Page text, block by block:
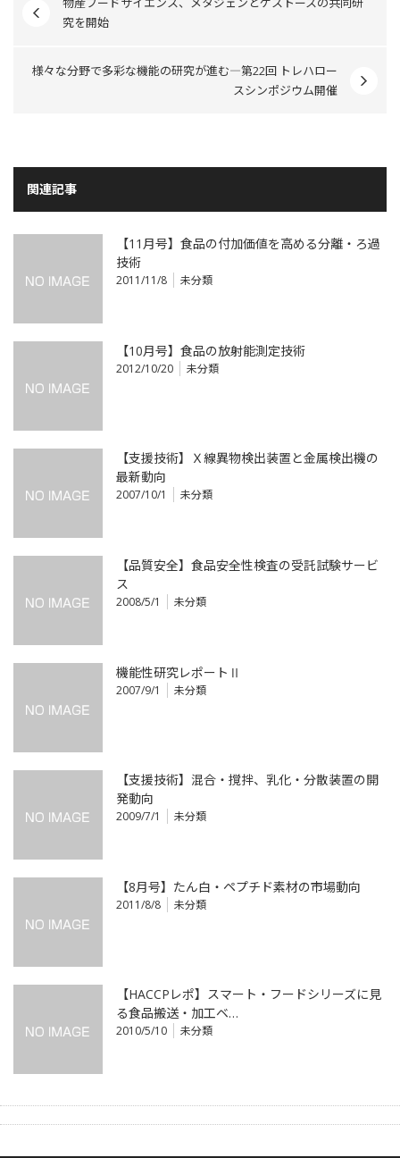
究を開始
様々な分野で多彩な機能の研究が進む―第22回 トレハロー
スシンポジウム開催
関連記事
【11月号】食品の付加価値を高める分離・ろ過
技術
2011/11/8 未分類
【10月号】食品の放射能測定技術
2012/10/20 未分類
【支援技術】Ｘ線異物検出装置と金属検出機の
最新動向
2007/10/1 未分類
【品質安全】食品安全性検査の受託試験サービ
ス
2008/5/1 未分類
機能性研究レポートⅡ
2007/9/1 未分類
【支援技術】混合・撹拌、乳化・分散装置の開
発動向
2009/7/1 未分類
【8月号】たん白・ペプチド素材の市場動向
2011/8/8 未分類
【HACCPレポ】スマート・フードシリーズに見
る食品搬送・加工ベ…
2010/5/10 未分類